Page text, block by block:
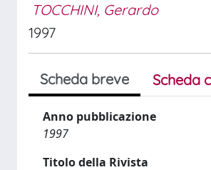
TOCCHINI, Gerardo
1997
Scheda breve Scheda
Anno pubblicazione
1997
Titolo della Rivista